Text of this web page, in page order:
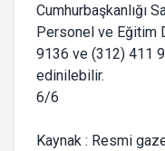
Cumhurbaşkanlığı
Personel ve Eğitim
9136 ve (312) 411
edinilebilir.
6/6
Kaynak : Resmi